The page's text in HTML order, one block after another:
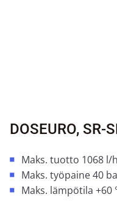
DOSEURO, SR-
Maks. tuotto 1068 l/h
Maks. työpaine 40
Maks. lämpötila +60